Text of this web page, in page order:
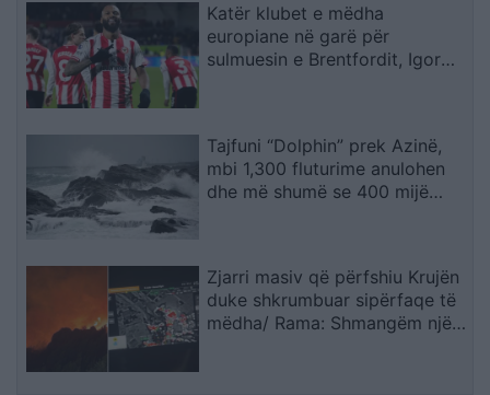
Katër klubet e mëdha
europiane në garë për
sulmuesin e Brentfordit, Igor
Tajfuni “Dolphin” prek Azinë,
mbi 1,300 fluturime anulohen
dhe më shumë se 400 mijë
Zjarri masiv që përfshiu Krujën
duke shkrumbuar sipërfaqe të
mëdha/ Rama: Shmangëm një